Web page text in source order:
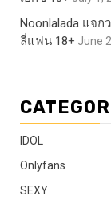
Noonlalada แจ
ลี่แฟน 18+ June
IDOL
Onlyfans
SEXY